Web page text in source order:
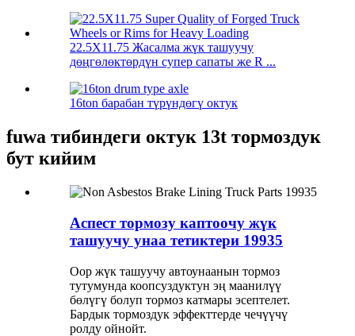
22.5X11.75 Жасалма жүк ташуучу
дөңгөлөктөрдүн супер сапаты же R ...
16ton барабан түрүндөгү октук
fuwa тибиндеги октук 13t тормоздук
бут кийим
Аспест тормозу каптоочу жүк
ташуучу унаа тетиктери 19935
Оор жүк ташуучу автоунаанын тормоз
тутумунда коопсуздуктун эң маанилүү
бөлүгү болуп тормоз катмары эсептелет.
Бардык тормоздук эффекттерде чечүүчү
ролду ойнойт.